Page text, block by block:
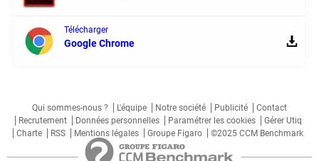
Télécharger
Google Chrome
Qui sommes-nous ? L'équipe Notre société Publicité
Contact
Recrutement
Données personnelles Paramétrer les cookies
Gérer Utiq
Charte
RSS Mentions légales Groupe Figaro ©2025 CCM Benchmark